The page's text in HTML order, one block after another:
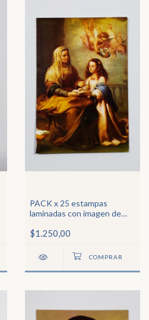
PACK x 25 estampas
laminadas con imagen de
$1.250,00